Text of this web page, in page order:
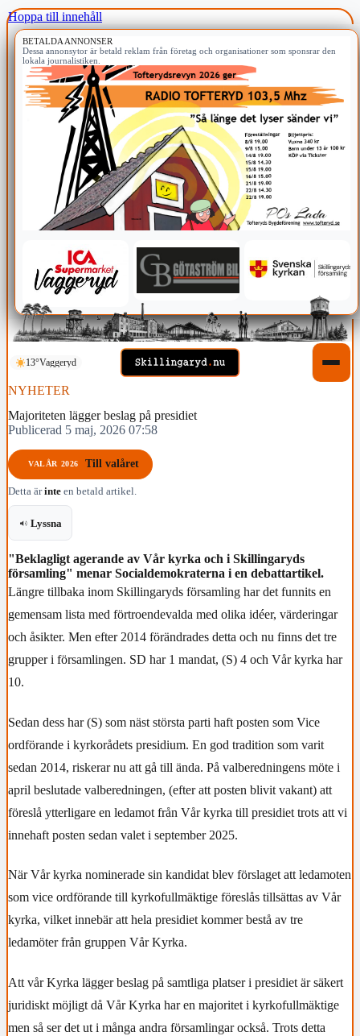
Hoppa till innehåll
BETALDA ANNONSER
Dessa annonsytor är betald reklam från företag och organisationer som sponsrar den
lokala journalistiken.
13°Vaggeryd
NYHETER
Majoriteten lägger beslag på presidiet
Publicerad 5 maj, 2026 07:58
VALÅR 2026 Till valåret
Detta ärinte en betald artikel.
Lyssna
"Beklagligt agerande av Vår kyrka och i Skillingaryds
församling" menar Socialdemokraterna i en debattartikel.
Längre tillbaka inom Skillingaryds församling har det funnits en
gemensam lista med förtroendevalda med olika idéer, värderingar
och åsikter. Men efter 2014 förändrades detta och nu finns det tre
grupper i församlingen. SD har 1 mandat, (S) 4 och Vår kyrka har
10.
Sedan dess har (S) som näst största parti haft posten som Vice
ordförande i kyrkorådets presidium. En god tradition som varit
sedan 2014, riskerar nu att gå till ända. På valberedningens möte i
april beslutade valberedningen, (efter att posten blivit vakant) att
föreslå ytterligare en ledamot från Vår kyrka till presidiet trots att vi
innehaft posten sedan valet i september 2025.
När Vår kyrka nominerade sin kandidat blev förslaget att ledamoten
som vice ordförande till kyrkofullmäktige föreslås tillsättas av Vår
kyrka, vilket innebär att hela presidiet kommer bestå av tre
ledamöter från gruppen Vår Kyrka.
Att vår Kyrka lägger beslag på samtliga platser i presidiet är säkert
juridiskt möjligt då Vår Kyrka har en majoritet i kyrkofullmäktige
men så ser det ut i många andra församlingar också. Trots detta